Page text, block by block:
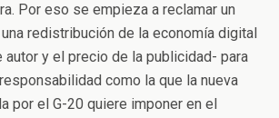
Por eso se empieza a reclamar un
redistribución de la economía digital
y el precio de la publicidad- para
como la que la nueva
por el G-20 quiere imponer en el